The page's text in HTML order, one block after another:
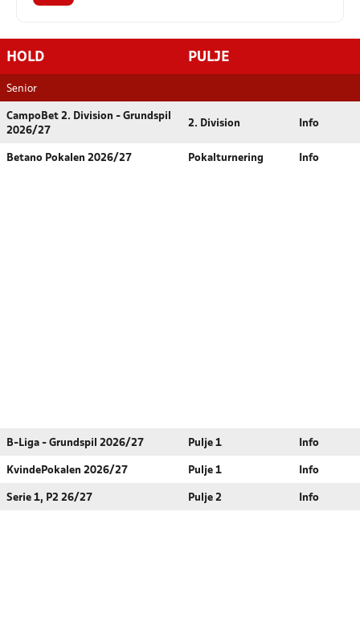
HOLD PULJE
Senior
CampoBet 2. Division - Grundspil
2026/27
2. Division Info
Betano Pokalen 2026/27 Pokalturnering Info
B-Liga - Grundspil 2026/27 Pulje 1 Info
KvindePokalen 2026/27 Pulje 1 Info
Serie 1, P2 26/27 Pulje 2 Info